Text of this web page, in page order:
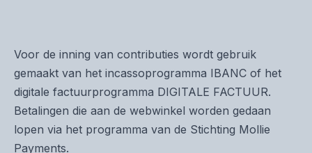
Voor de inning van contributies wordt gebruik
gemaakt van het incassoprogramma IBANC of het
digitale factuurprogramma DIGITALE FACTUUR.
Betalingen die aan de webwinkel worden gedaan
lopen via het programma van de Stichting Mollie
Payments.